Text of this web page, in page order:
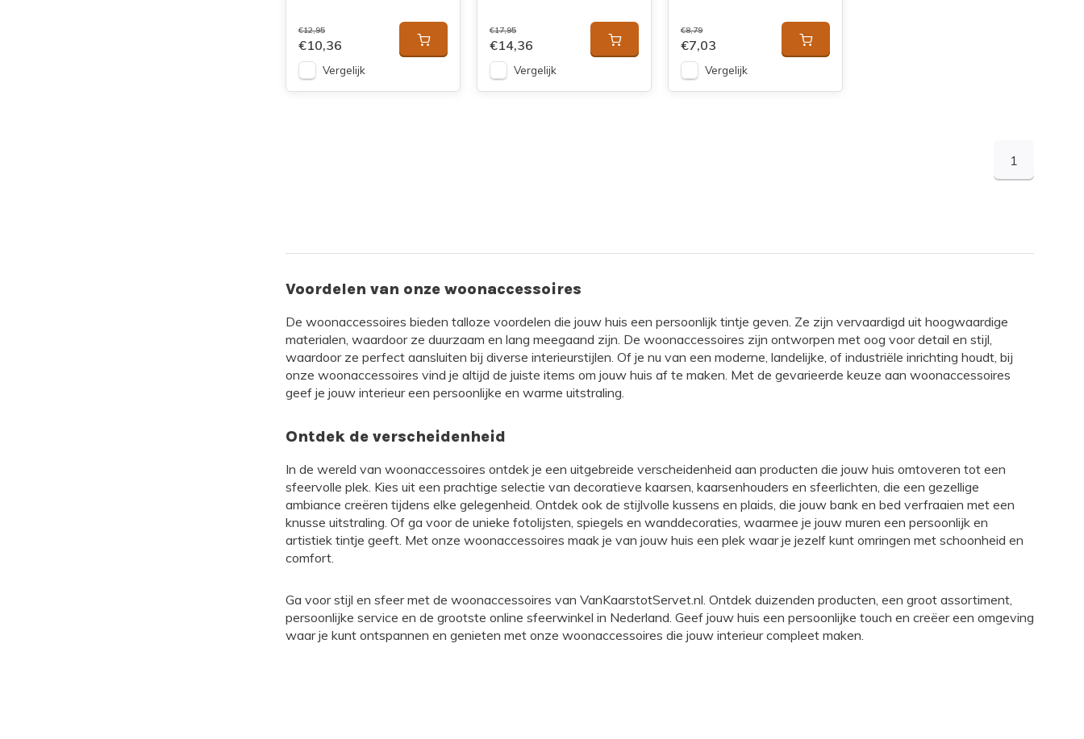
€12,95
€10,36
Vergelijk
€17,95
€14,36
Vergelijk
€8,79
€7,03
Vergelijk
1
Voordelen van onze woonaccessoires
De woonaccessoires bieden talloze voordelen die jouw huis een persoonlijk tintje geven. Ze zijn vervaardigd uit hoogwaardige
materialen, waardoor ze duurzaam en lang meegaand zijn. De woonaccessoires zijn ontworpen met oog voor detail en stijl,
waardoor ze perfect aansluiten bij diverse interieurstijlen. Of je nu van een moderne, landelijke, of industriële inrichting houdt, bij
onze woonaccessoires vind je altijd de juiste items om jouw huis af te maken. Met de gevarieerde keuze aan woonaccessoires
geef je jouw interieur een persoonlijke en warme uitstraling.
Ontdek de verscheidenheid
In de wereld van woonaccessoires ontdek je een uitgebreide verscheidenheid aan producten die jouw huis omtoveren tot een
sfeervolle plek. Kies uit een prachtige selectie van decoratieve kaarsen, kaarsenhouders en sfeerlichten, die een gezellige
ambiance creëren tijdens elke gelegenheid. Ontdek ook de stijlvolle kussens en plaids, die jouw bank en bed verfraaien met een
knusse uitstraling. Of ga voor de unieke fotolijsten, spiegels en wanddecoraties, waarmee je jouw muren een persoonlijk en
artistiek tintje geeft. Met onze woonaccessoires maak je van jouw huis een plek waar je jezelf kunt omringen met schoonheid en
comfort.
Ga voor stijl en sfeer met de woonaccessoires van VanKaarstotServet.nl. Ontdek duizenden producten, een groot assortiment,
persoonlijke service en de grootste online sfeerwinkel in Nederland. Geef jouw huis een persoonlijke touch en creëer een omgeving
waar je kunt ontspannen en genieten met onze woonaccessoires die jouw interieur compleet maken.